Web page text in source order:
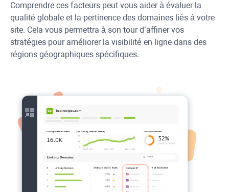
Comprendre ces facteurs peut vous aider à évaluer la
qualité globale et la pertinence des domaines liés à votre
site. Cela vous permettra à son tour d’affiner vos
stratégies pour améliorer la visibilité en ligne dans des
régions géographiques spécifiques.